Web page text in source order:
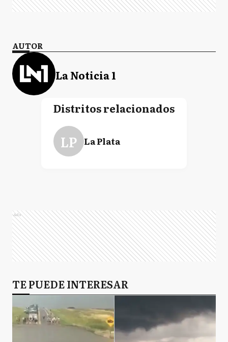
AUTOR
La Noticia 1
Distritos relacionados
LP La Plata
Ads
TE PUEDE INTERESAR